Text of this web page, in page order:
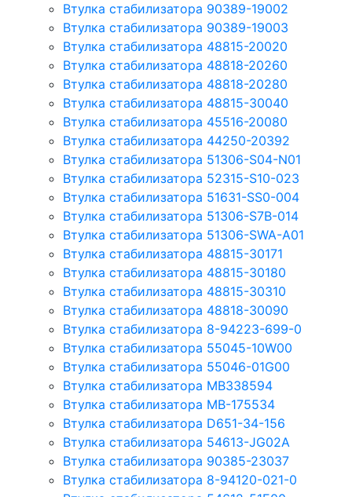
Втулка стабилизатора 90389-19002
Втулка стабилизатора 90389-19003
Втулка стабилизатора 48815-20020
Втулка стабилизатора 48818-20260
Втулка стабилизатора 48818-20280
Втулка стабилизатора 48815-30040
Втулка стабилизатора 45516-20080
Втулка стабилизатора 44250-20392
Втулка стабилизатора 51306-S04-N01
Втулка стабилизатора 52315-S10-023
Втулка стабилизатора 51631-SS0-004
Втулка стабилизатора 51306-S7B-014
Втулка стабилизатора 51306-SWA-A01
Втулка стабилизатора 48815-30171
Втулка стабилизатора 48815-30180
Втулка стабилизатора 48815-30310
Втулка стабилизатора 48818-30090
Втулка стабилизатора 8-94223-699-0
Втулка стабилизатора 55045-10W00
Втулка стабилизатора 55046-01G00
Втулка стабилизатора MB338594
Втулка стабилизатора MB-175534
Втулка стабилизатора D651-34-156
Втулка стабилизатора 54613-JG02A
Втулка стабилизатора 90385-23037
Втулка стабилизатора 8-94120-021-0